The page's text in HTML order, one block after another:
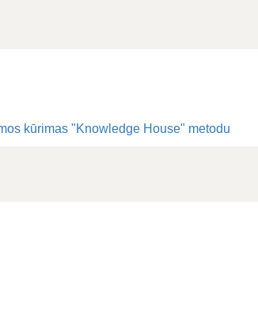
kūrimas "Knowledge House" metodu